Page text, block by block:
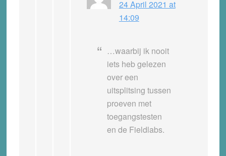
24 April 2021 at
14:09
…waarbij ik nooit
iets heb gelezen
over een
uitsplitsing tussen
proeven met
toegangstesten
en de Fieldlabs.